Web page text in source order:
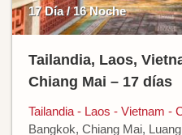
17 Día / 16 Noche
Tailandia, Laos,
Chiang Mai – 17 días
Tailandia - Laos - Vietnam -
Bangkok, Chiang Mai,